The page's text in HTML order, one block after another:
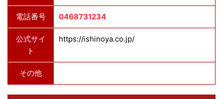
電話番号 0468731234
公式サイ
ト
https://ishinoya.co.jp/
その他